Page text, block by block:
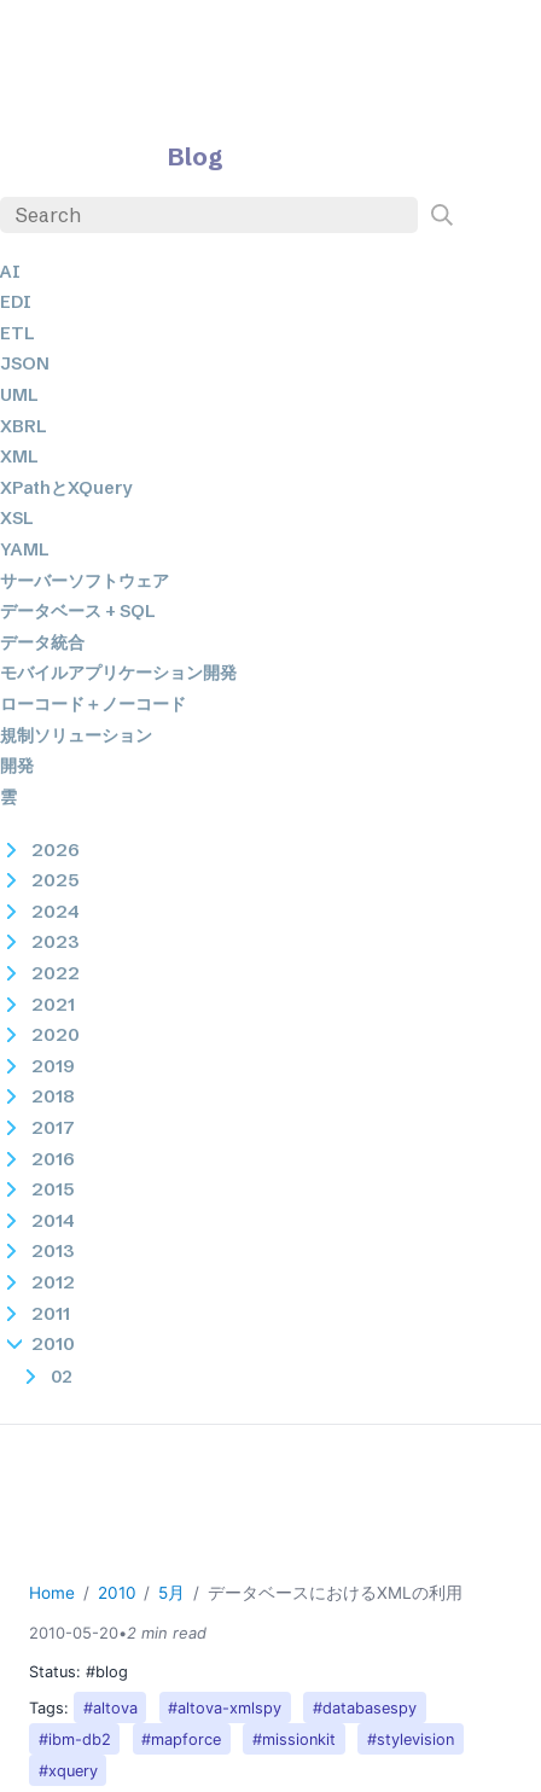
Blog
AI
EDI
ETL
JSON
UML
XBRL
XML
XPathとXQuery
XSL
YAML
サーバーソフトウェア
データベース + SQL
データ統合
モバイルアプリケーション開発
ローコード＋ノーコード
規制ソリューション
開発
雲
2026
2025
2024
2023
2022
2021
2020
2019
2018
2017
2016
2015
2014
2013
2012
2011
2010
02
Altova MissionKit 2010のバージョン3がリリースされまし
た。ぜひお試しください！
09
10
11
Home 2010 5月 データベースにおけるXMLの利用
2010-05-20•2 min read
Status: #blog
Tags:
#altova #altova-xmlspy
#databasespy
#ibm-db2
#mapforce #missionkit
#stylevision
#xquery